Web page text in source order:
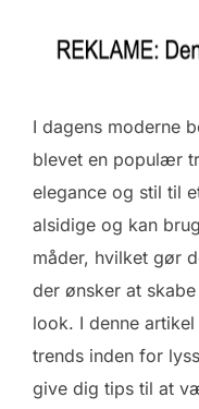
I dagens moderne
blevet en populær
elegance og stil til
alsidige og kan
måder, hvilket gør
der ønsker at
look. I denne
trends inden for
give dig tips til at